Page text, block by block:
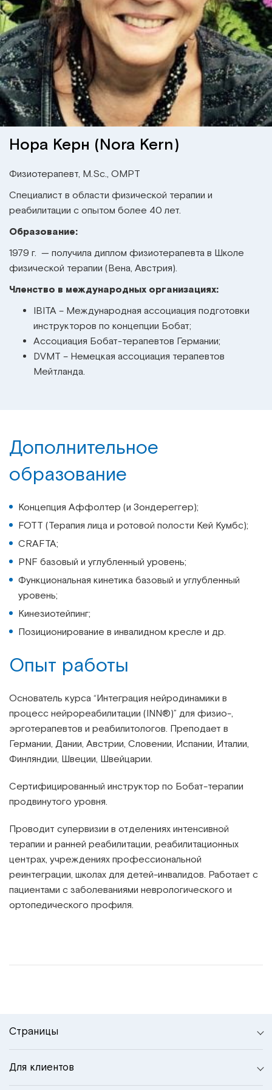
Нора Керн (Nora Kern)
Физиотерапевт, M.Sc., OMPT
Специалист в области физической терапии и
реабилитации с опытом более 40 лет.
Образование:
1979 г. — получила диплом физиотерапевта в Школе
физической терапии (Вена, Австрия).
Членство в международных организациях:
IBITA – Международная ассоциация подготовки
инструкторов по концепции Бобат;
Ассоциация Бобат-терапевтов Германии;
DVMT – Немецкая ассоциация терапевтов
Мейтланда.
Дополнительное
образование
Концепция Аффолтер (и Зондереггер);
FOTT (Терапия лица и ротовой полости Кей Кумбс);
CRAFTA;
PNF базовый и углубленный уровень;
Функциональная кинетика базовый и углубленный
уровень;
Кинезиотейпинг;
Позиционирование в инвалидном кресле и др.
Опыт работы
Основатель курса “Интеграция нейродинамики в
процесс нейрореабилитации (INN®)” для физио-,
эрготерапевтов и реабилитологов. Преподает в
Германии, Дании, Австрии, Словении, Испании, Италии,
Финляндии, Швеции, Швейцарии.
Сертифицированный инструктор по Бобат-терапии
продвинутого уровня.
Проводит супервизии в отделениях интенсивной
терапии и ранней реабилитации, реабилитационных
центрах, учреждениях профессиональной
реинтеграции, школах для детей-инвалидов. Работает с
пациентами с заболеваниями неврологического и
ортопедического профиля.
Страницы
Для клиентов
Институт Апледжера
Институт Барраля
FAQ
Прикладная кинезиология
Кинезиотейпинг
Психология, психотерапия
Массаж
Реабилитация
Эстетическая медицина
Остеопатические манипуляции по